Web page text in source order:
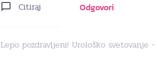
Citiraj Odgovori
Lepo pozdravljeni! Urološko svetovanje -